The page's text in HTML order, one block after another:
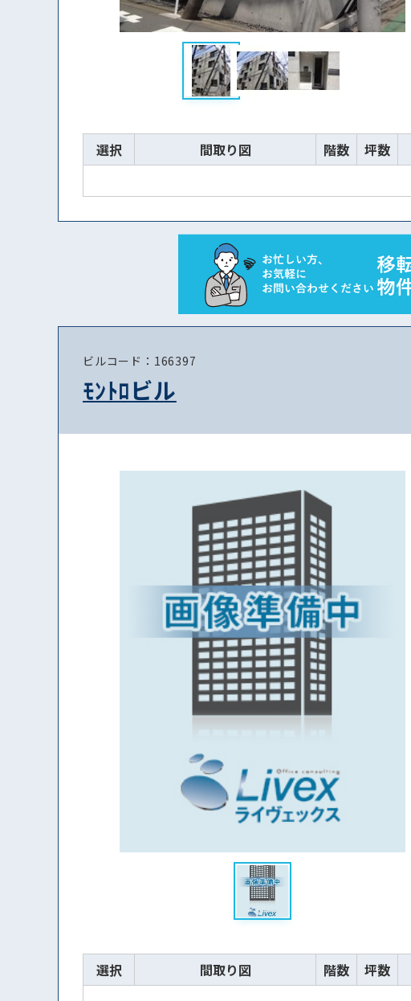
選択 間取り図 階数 坪数
ビルコード：166397
ﾓﾝﾄﾛビル
選択 間取り図 階数 坪数